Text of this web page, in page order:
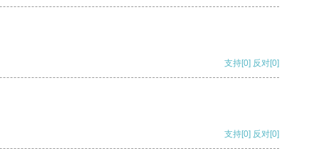
支持[0] 反对[0]
支持[0] 反对[0]